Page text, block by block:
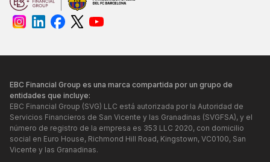
EBC Financial Group es una marca compartida por un grupo de
entidades que incluye:
EBC Financial Group (SVG) LLC está autorizada por la Autoridad de
Servicios Financieros de San Vicente y las Granadinas (SVGFSA), y el
número de registro de la empresa es 353 LLC 2020, con domicilio
social en Euro House, Richmond Hill Road, Kingstown, VC0100, San
Vicente y las Granadinas.